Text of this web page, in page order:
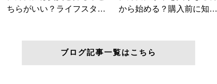
ブログ記事一覧はこちら